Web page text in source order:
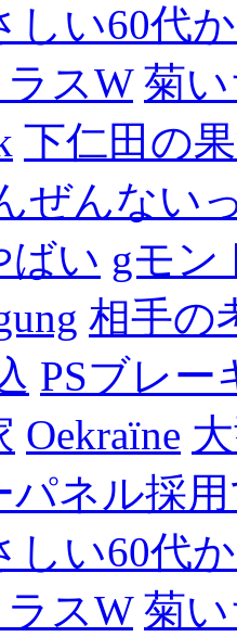
い60代
スW 菊
下仁田の
ぜんない
ばい gモン
相手の
PSブレー
Oekraïne
パネル採
い60代
スW 菊